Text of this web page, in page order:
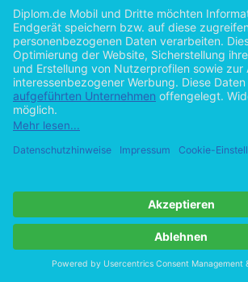
Hilfe/FAQ
Impressum
Datenschutz
AGB
Vertrag widerrufen
Zur Desktop-Version
Copyright ©Imprint in der Bedey & Thoms
byOpen Publishing